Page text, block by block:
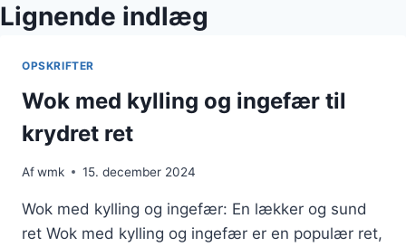
Lignende indlæg
OPSKRIFTER
Wok med kylling og ingefær til
krydret ret
Afwmk 15. december 2024
Wok med kylling og ingefær: En lækker og sund
ret Wok med kylling og ingefær er en populær ret,